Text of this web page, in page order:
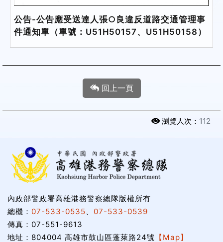
公告-公告應受送達人張○良違反道路交通管理事
件通知單（單號：U51H50157、U51H50158）
回上一頁
瀏覽人次： 112
內政部警政署高雄港務警察總隊版權所有
總機： 07-533-0535
07-533-0539
傳真：07-551-9613
地址：804004 高雄市鼓山區蓬萊路24號 【Map】